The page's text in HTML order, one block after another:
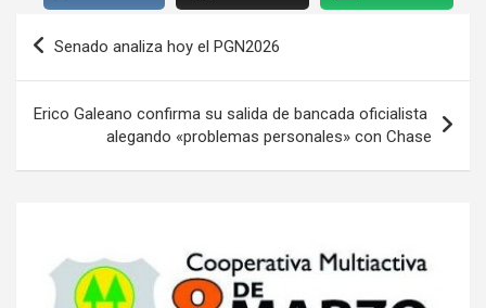
Navegación
Senado analiza hoy el PGN2026
Erico Galeano confirma su salida de bancada oficialista
alegando «problemas personales» con Chase